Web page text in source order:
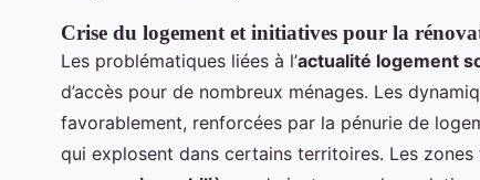
Crise du logement et initiatives pour la
Les problématiques liées à l’actualité logement
d’accès pour de nombreux ménages. Les
favorablement, renforcées par la pénurie de
qui explosent dans certains territoires. Les zones